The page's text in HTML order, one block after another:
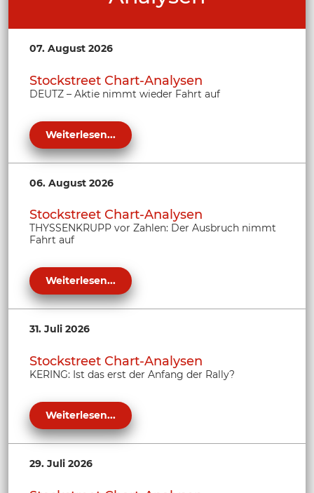
07. August 2026
Stockstreet Chart-Analysen
DEUTZ – Aktie nimmt wieder Fahrt auf
Weiterlesen...
06. August 2026
Stockstreet Chart-Analysen
THYSSENKRUPP vor Zahlen: Der Ausbruch nimmt
Fahrt auf
Weiterlesen...
31. Juli 2026
Stockstreet Chart-Analysen
KERING: Ist das erst der Anfang der Rally?
Weiterlesen...
29. Juli 2026